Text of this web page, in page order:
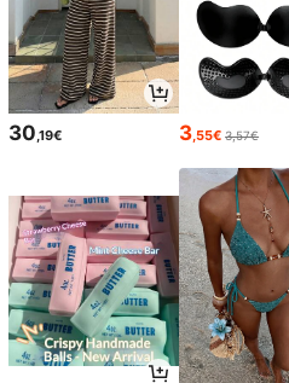
30 ,19€ 3,55€ 3,57€